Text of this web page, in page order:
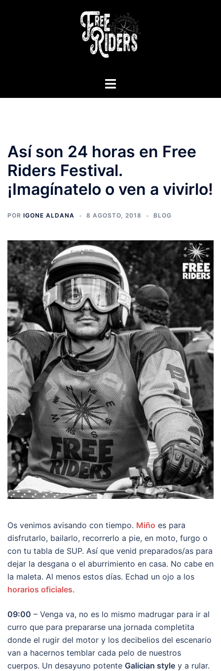
Alternar
Así son 24 horas en Free
Riders Festival.
¡Imagínatelo o ven a vivirlo!
POR IGONE ALDANA 8 AGOSTO, 2018 BLOG
Os venimos avisando con tiempo. Miño es para
disfrutarlo, bailarlo, recorrerlo a pie, en moto, furgo o
con tu tabla de SUP. Así que venid preparados/as para
dejar la desgana o el aburrimiento en casa. No cabe en
la maleta. Al menos estos días. Echad un ojo a los
horarios oficiales.
09:00 – Venga va, no es lo mismo madrugar para ir al
curro que para prepararse una jornada completita
donde el rugir del motor y los decibelios del escenario
van a hacernos temblar cada pelo de nuestros
cuerpos. Un desayuno potente Galician style y a rular.